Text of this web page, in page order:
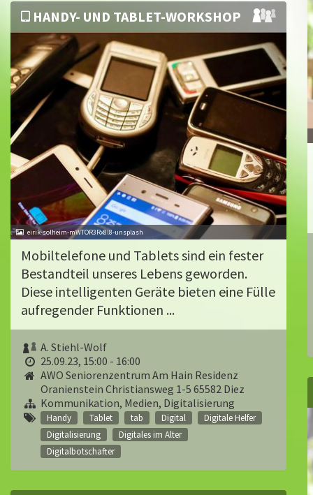
HANDY- UND TABLET-WORKSHOP
eirik-solheim-mWTOR3Rx8l8-unsplash
Mobiltelefone und Tablets sind ein fester
Bestandteil unseres Lebens geworden.
Diese intelligenten Geräte bieten eine Fülle
aufregender Funktionen ...
A. Stiehl-Wolf
25.09.23, 15:00 - 16:00
AWO Seniorenzentrum Am Hain Residenz
Oranienstein Christiansweg 1-5 65582 Diez
Kommunikation, Medien, Digitalisierung
Handy Tablet tab Digital
Digitale Helfer
Digitalisierung
Digitales im Alter
Digitalbotschafter